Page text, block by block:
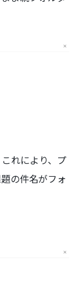
れにより、プ
の件名がフォ